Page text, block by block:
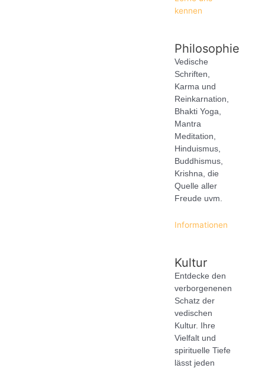
kennen
Philosophie
Vedische
Schriften,
Karma und
Reinkarnation,
Bhakti Yoga,
Mantra
Meditation,
Hinduismus,
Buddhismus,
Krishna, die
Quelle aller
Freude uvm.
Informationen
Kultur
Entdecke den
verborgenenen
Schatz der
vedischen
Kultur. Ihre
Vielfalt und
spirituelle Tiefe
lässt jeden